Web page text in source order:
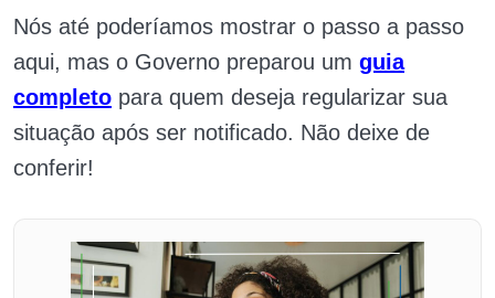
Nós até poderíamos mostrar o passo a passo
aqui, mas o Governo preparou um guia
completo para quem deseja regularizar sua
situação após ser notificado. Não deixe de
conferir!